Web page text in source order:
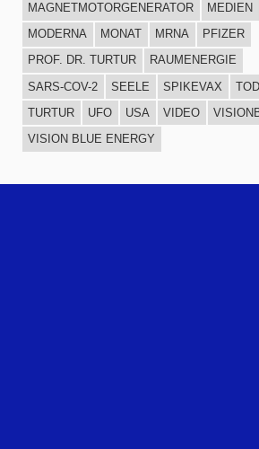
MAGNETMOTORGENERATOR
MEDIEN
MODERNA
MONAT MRNA
PFIZER
PROF. DR. TURTUR
RAUMENERGIE
SARS-COV-2
SEELE SPIKEVAX
TOD
TURTUR
UFO USA VIDEO
VISION BLUE ENERGY